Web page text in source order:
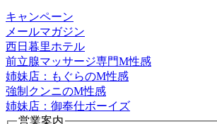
キャンペーン
メールマガジン
西日暮里ホテル
前立腺マッサージ専門M性感
姉妹店：もぐらのM性感
強制クンニのM性感
姉妹店：御奉仕ボーイズ
営業案内